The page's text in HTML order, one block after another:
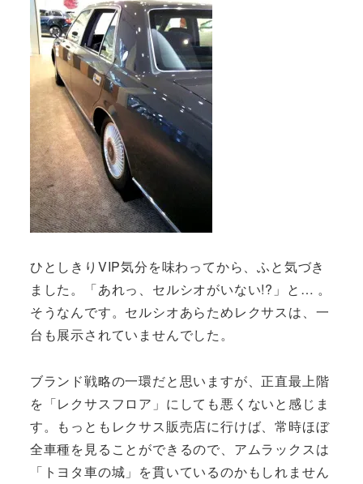
ひとしきりVIP気分を味わってから、ふと気づき
ました。「あれっ、セルシオがいない!?」と… 。
そうなんです。セルシオあらためレクサスは、一
台も展示されていませんでした。
ブランド戦略の一環だと思いますが、正直最上階
を「レクサスフロア」にしても悪くないと感じま
す。もっともレクサス販売店に行けば、常時ほぼ
全車種を見ることができるので、アムラックスは
「トヨタ車の城」を貫いているのかもしれません